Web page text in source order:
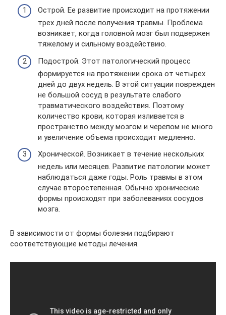
Острой. Ее развитие происходит на протяжении
трех дней после получения травмы. Проблема
возникает, когда головной мозг был подвержен
тяжелому и сильному воздействию.
Подострой. Этот патологический процесс
формируется на протяжении срока от четырех
дней до двух недель. В этой ситуации поврежден
не большой сосуд в результате слабого
травматического воздействия. Поэтому
количество крови, которая изливается в
пространство между мозгом и черепом не много
и увеличение объема происходит медленно.
Хронической. Возникает в течение нескольких
недель или месяцев. Развитие патологии может
наблюдаться даже годы. Роль травмы в этом
случае второстепенная. Обычно хронические
формы происходят при заболеваниях сосудов
мозга.
В зависимости от формы болезни подбирают
соответствующие методы лечения.